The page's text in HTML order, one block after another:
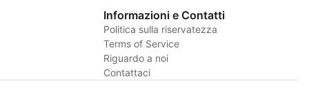
Informazioni e Contatti
Politica sulla riservatezza
Terms of Service
Riguardo a noi
Contattaci